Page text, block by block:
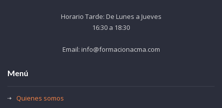
Horario Tarde: De Lunes a Jueves
16:30 a 18:30
Email: info@formacionacma.com
Menú
Quienes somos